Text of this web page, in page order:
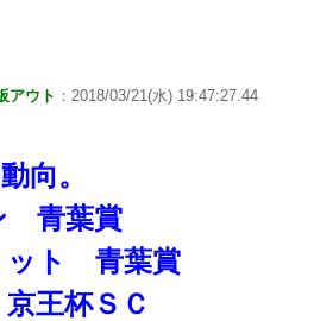
アウト ：2018/03/21(水) 19:47:27.44
向。
青葉賞
ット 青葉賞
王杯ＳＣ